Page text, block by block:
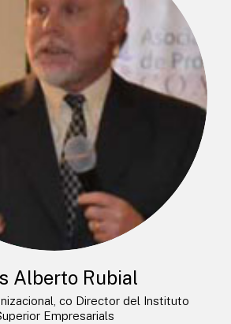
Alberto Rubial
co Director del Instituto
Empresarials